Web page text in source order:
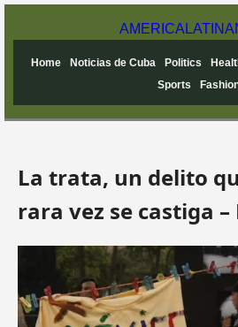
AMERICA LATINA
Home Noticias de Cuba Politics
Sports
La trata, un delito
rara vez se castiga –